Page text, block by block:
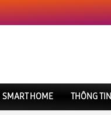
SMART HOME THÔNG TIN